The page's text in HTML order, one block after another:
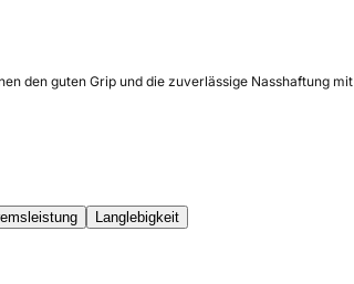
den guten Grip und die zuverlässige Nasshaftung
Langlebigkeit